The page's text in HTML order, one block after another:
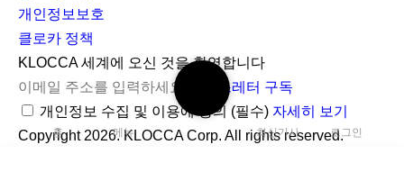
검
색
하
기
홈 메뉴 최신기사 로그인
개인정보보호
클로카 정책
I
n
s
t
Y
o
u
t
K
L
O
C
KLOCCA 세계에 오신 것을 환영합니다
뉴스레터 구독
개인정보 수집 및 이용에 동의 (필수) 자세히 보기
Copyright 2026. KLOCCA Corp. All rights reserved.